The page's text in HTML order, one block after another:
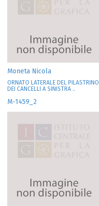
Moneta Nicola
ORNATO LATERALE DEL PILASTRINO
DEI CANCELLI A SINISTRA ..
M-1459_2